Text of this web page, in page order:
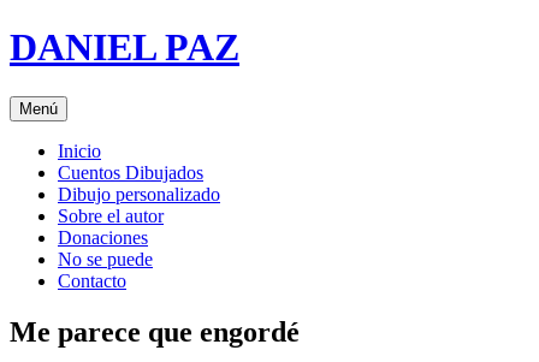
Saltar
al
DANIEL PAZ
Menú
Inicio
Cuentos Dibujados
Dibujo personalizado
Sobre el autor
Donaciones
No se puede
Contacto
Me parece que engordé